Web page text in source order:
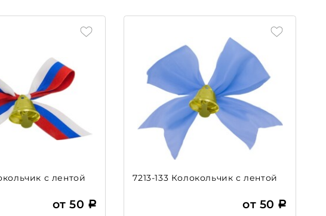
с лентой
от 50
7213-133 Колокольчик с лентой
от 50